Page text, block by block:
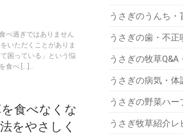
べ過ぎではありません
いただくことがありま
困っている」という悩
べ […]...
食べなくな
をやさしく
うさぎのうんち・
うさぎの歯・不正
うさぎの牧草Q&A
うさぎの病気・体
うさぎの野菜ハー
うさぎ牧草紹介レ